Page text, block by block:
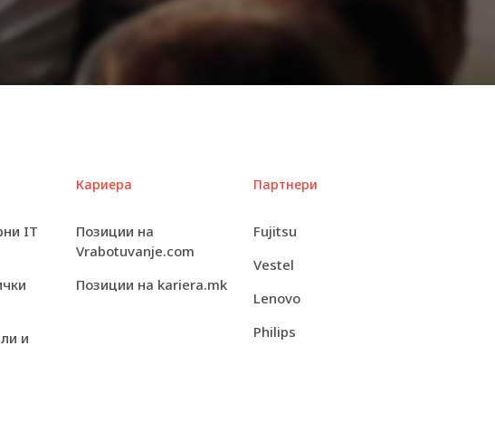
Category: Ласерски тонер
IT
и
Кариера
Позиции на
Vrabotuvanje.com
Позиции на kariera.mk
Партнери
Fujitsu
Vestel
Lenovo
Philips